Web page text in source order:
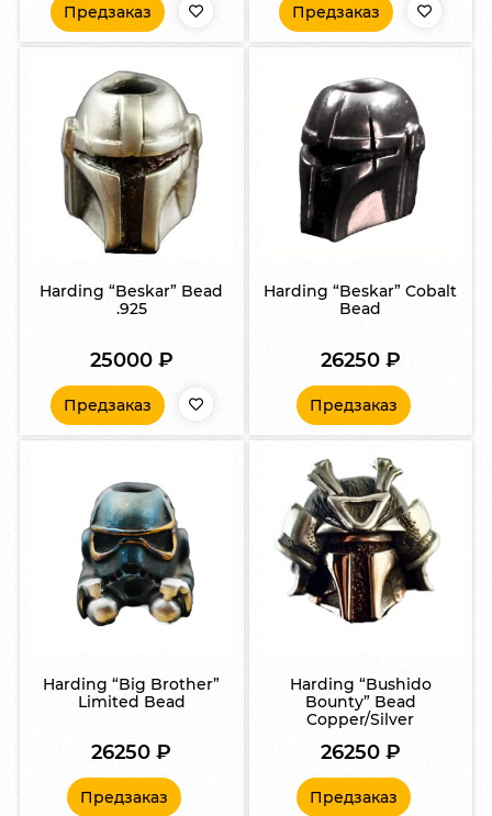
Предзаказ Предзаказ
Harding “Beskar” Bead
.925
25000 ₽
Предзаказ
Harding “Beskar” Cobalt
Bead
26250 ₽
Предзаказ
Harding “Big Brother”
Limited Bead
26250₽
Предзаказ
Harding “Bushido
Bounty” Bead
Copper/Silver
26250 ₽
Предзаказ